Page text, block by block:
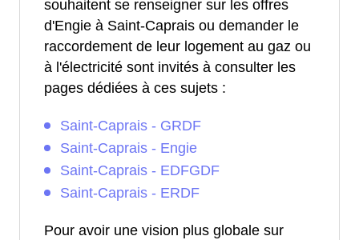
souhaitent se renseigner sur les offres
d'Engie à Saint-Caprais ou demander le
raccordement de leur logement au gaz ou
à l'électricité sont invités à consulter les
pages dédiées à ces sujets :
Saint-Caprais - GRDF
Saint-Caprais - Engie
Saint-Caprais - EDFGDF
Saint-Caprais - ERDF
Pour avoir une vision plus globale sur